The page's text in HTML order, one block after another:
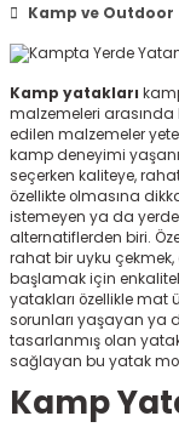
Mermisi
Kamp ve Outdoor
Kamp yatakları
malzemeleri arasında
edilen malzemeler
kamp deneyimi
seçerken kaliteye,
özellikte olmasına
istemeyen ya da
alternatiflerden biri.
rahat bir uyku
başlamak için
yatakları özellikle mat
sorunları yaşayan ya
tasarlanmış olan
sağlayan bu yatak
Kamp